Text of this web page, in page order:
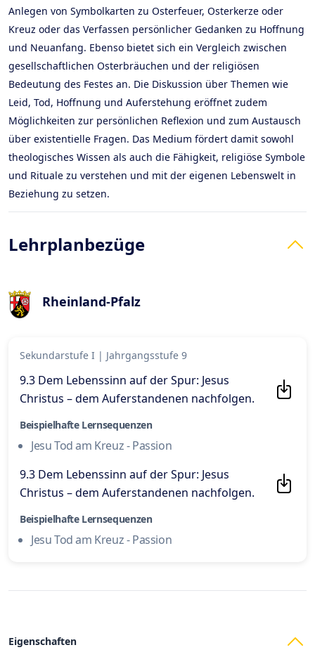
Anlegen von Symbolkarten zu Osterfeuer, Osterkerze oder
Kreuz oder das Verfassen persönlicher Gedanken zu Hoffnung
und Neuanfang. Ebenso bietet sich ein Vergleich zwischen
gesellschaftlichen Osterbräuchen und der religiösen
Bedeutung des Festes an. Die Diskussion über Themen wie
Leid, Tod, Hoffnung und Auferstehung eröffnet zudem
Möglichkeiten zur persönlichen Reflexion und zum Austausch
über existentielle Fragen. Das Medium fördert damit sowohl
theologisches Wissen als auch die Fähigkeit, religiöse Symbole
und Rituale zu verstehen und mit der eigenen Lebenswelt in
Beziehung zu setzen.
Lehrplanbezüge
Rheinland-Pfalz
Sekundarstufe I | Jahrgangsstufe 9
9.3 Dem Lebenssinn auf der Spur: Jesus
Christus – dem Auferstandenen nachfolgen.
Beispielhafte Lernsequenzen
Jesu Tod am Kreuz - Passion
9.3 Dem Lebenssinn auf der Spur: Jesus
Christus – dem Auferstandenen nachfolgen.
Beispielhafte Lernsequenzen
Jesu Tod am Kreuz - Passion
Eigenschaften